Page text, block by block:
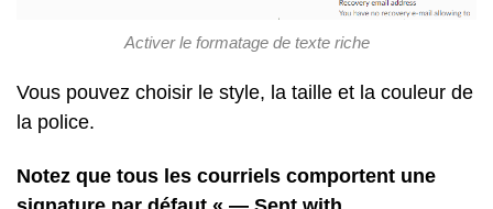
Activer le formatage de texte riche
Vous pouvez choisir le style, la taille et la couleur de
la police.
Notez que tous les courriels comportent une